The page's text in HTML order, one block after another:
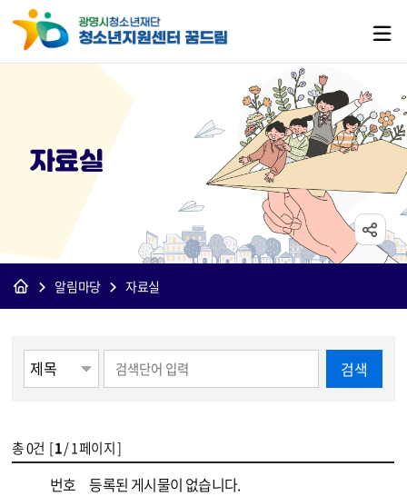
자료실
알림마당 자료실
검색
총0건 [1/ 1 페이지 ]
번호 등록된 게시물이 없습니다.